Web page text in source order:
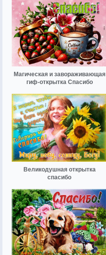
Магическая и завораживающая
гиф-открытка Спасибо
Великодушная открытка
спасибо